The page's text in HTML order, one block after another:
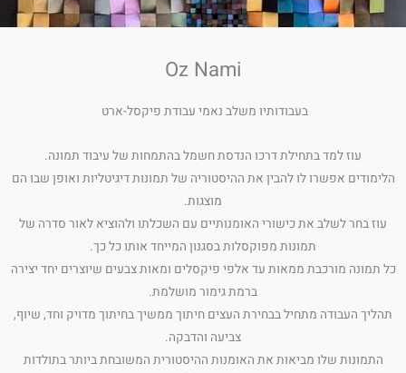
Oz Nami
בעבודותיו משלב נאמי עבודת פיקסל-ארט
עוז למד בתחילת דרכו הנדסת חשמל בהתמחות של עיבוד תמונה.
הלימודים אפשרו לו להבין את ההיסטוריה של תמונות דיגיטליות ואופן שבו הם
מוצגות.
עוז בחר לשלב את כישורי האומנותיים עם השכלתו ולהוציא לאור סדרה של
תמונות מפוקסלות בסגנון המייחד אותו כל כך.
כל תמונה מורכבת ממאות עד אלפי פיקסלים ומאות צבעים שיוצרים יחד יצירה
ברמת גימור מושלמת.
תהליך העבודה מתחיל בבחירת העצים חיתוך ממשיך בחיתוך מדויק וחד, שיוף,
צביעה והדבקה.
התמונות שלו מביאות את האומנות ההיסטורית המשובחת ביותר בתולדות